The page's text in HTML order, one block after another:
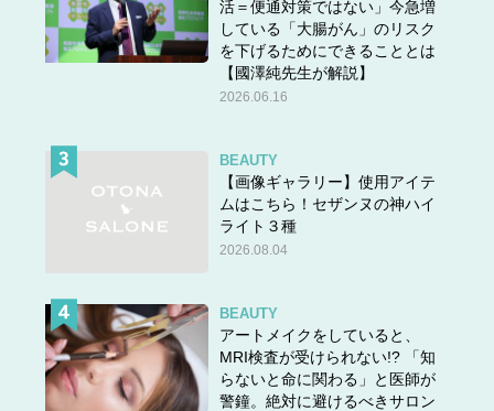
活＝便通対策ではない」今急増
している「大腸がん」のリスク
を下げるためにできることとは
【國澤純先生が解説】
2026.06.16
BEAUTY
【画像ギャラリー】使用アイテ
ムはこちら！セザンヌの神ハイ
ライト３種
2026.08.04
BEAUTY
アートメイクをしていると、
MRI検査が受けられない!? 「知
らないと命に関わる」と医師が
警鐘。絶対に避けるべきサロン